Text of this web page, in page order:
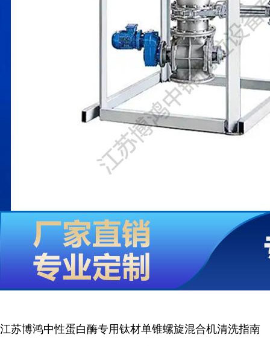
江苏博鸿中性蛋白酶专用钛材单锥螺旋混合机清洗指南